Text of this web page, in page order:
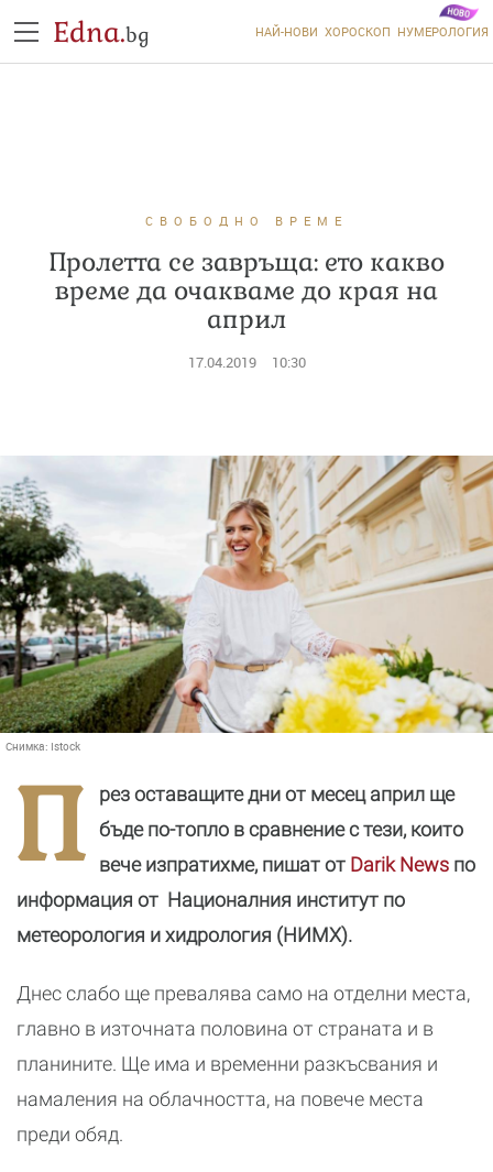
Edna.bg НАЙ-НОВИ ХОРОСКОП НУМЕРОЛОГИЯ
СВОБОДНО ВРЕМЕ
Пролетта се завръща: ето какво
време да очакваме до края на
април
17.04.2019 10:30
Снимка: Istock
П
рез оставащите дни от месец април ще
бъде по-топло в сравнение с тези, които
вече изпратихме, пишат от Darik News по
информация от Националния институт по
метеорология и хидрология (НИМХ).
Днес слабо ще превалява само на отделни места,
главно в източната половина от страната и в
планините. Ще има и временни разкъсвания и
намаления на облачността, на повече места
преди обяд.